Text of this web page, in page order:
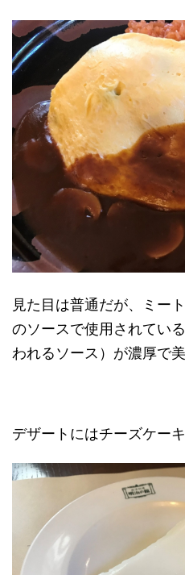
見た目は普通だが、ミー
のソースで使用されてい
われるソース）が濃厚で美
デザートにはチーズケーキ